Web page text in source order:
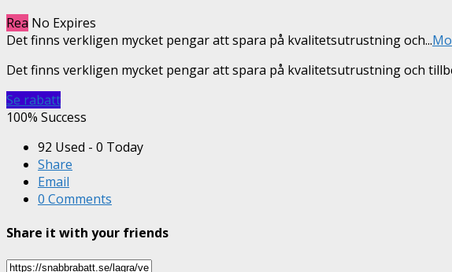
Rea No Expires
Det finns verkligen mycket pengar att spara på kvalitetsutrustning och...
Det finns verkligen mycket pengar att spara på kvalitetsutrustning och
Se rabatt
100% Success
92 Used - 0 Today
Share
Email
0 Comments
Share it with your friends